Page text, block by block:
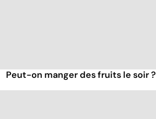
Peut-on manger des fruits le soir ?